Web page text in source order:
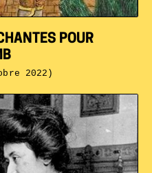
POUR
2022)